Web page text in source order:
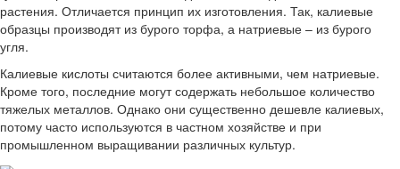
растения. Отличается принцип их изготовления. Так, калиевые
образцы производят из бурого торфа, а натриевые – из бурого
угля.
Калиевые кислоты считаются более активными, чем натриевые.
Кроме того, последние могут содержать небольшое количество
тяжелых металлов. Однако они существенно дешевле калиевых,
потому часто используются в частном хозяйстве и при
промышленном выращивании различных культур.